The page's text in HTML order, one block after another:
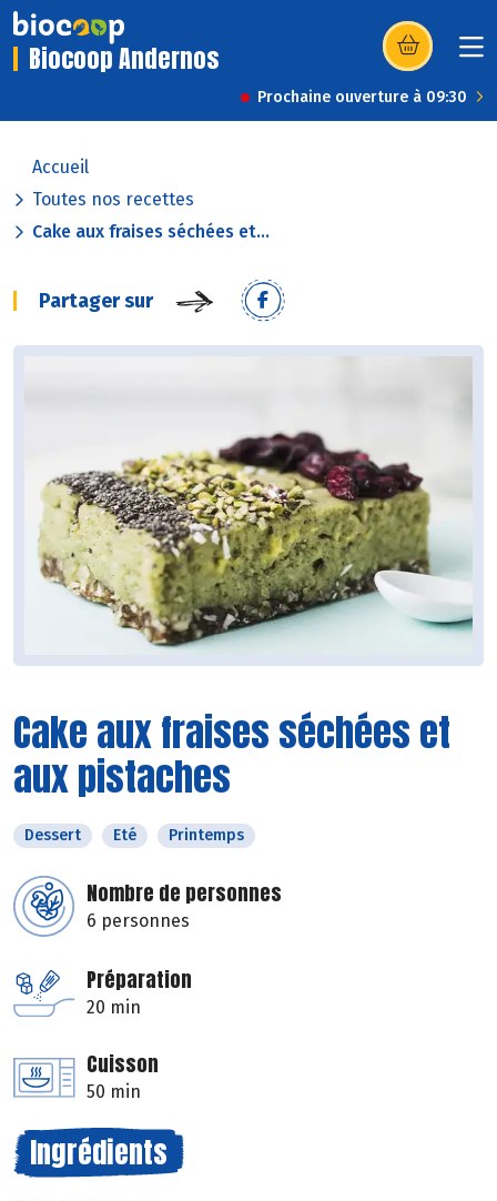
Biocoop Andernos (s’ouvre dans
Prochaine ouverture à 09:30
Accueil
Toutes nos recettes
Cake aux fraises séchées et...
Partager sur
Cake aux fraises séchées et
aux pistaches
Dessert Eté Printemps
Nombre de personnes
6 personnes
Préparation
20 min
Cuisson
50 min
Ingrédients